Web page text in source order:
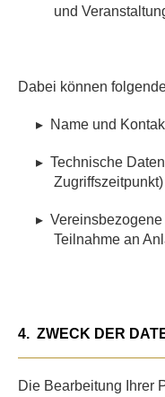
und
Dabei können
▸ Name und
▸ Technische
Zugriffszeitpunkt)
▸
Teilnahme an
4. ZWECK DER
Die Bearbeitung Ihrer